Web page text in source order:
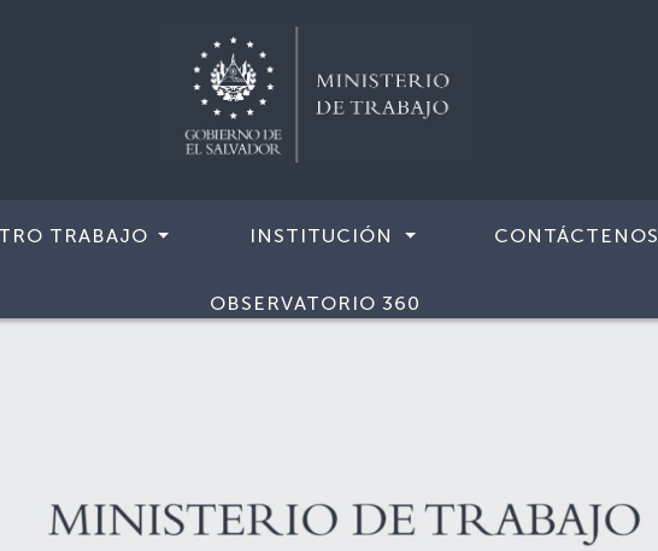
TRABAJO INSTITUCIÓN CONTÁCTENOS
OBSERVATORIO 360